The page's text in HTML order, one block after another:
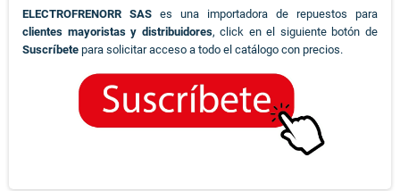
ELECTROFRENORR SAS es una importadora de repuestos para
clientes mayoristas y distribuidores, click en el siguiente botón de
Suscríbete para solicitar acceso a todo el catálogo con precios.